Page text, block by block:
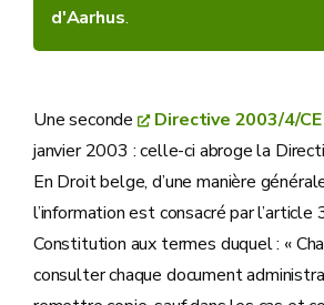
d'Aarhus.
Une seconde Directive 2003/4/CE
janvier 2003 : celle-ci abroge la
En Droit belge, d’une manière
l’information est consacré par l’article
Constitution aux termes duquel : «
consulter chaque document